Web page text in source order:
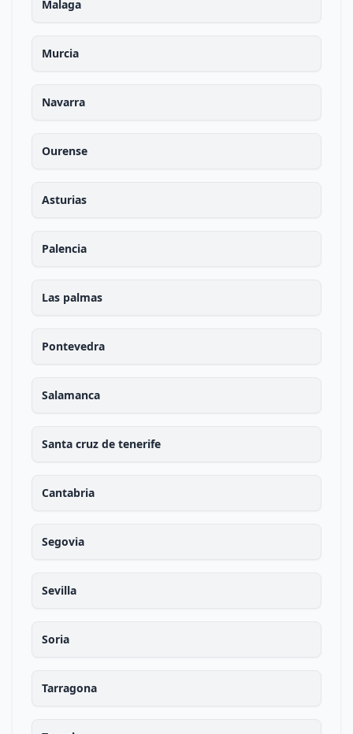
Malaga
Murcia
Navarra
Ourense
Asturias
Palencia
Las palmas
Pontevedra
Salamanca
Santa cruz de tenerife
Cantabria
Segovia
Sevilla
Soria
Tarragona